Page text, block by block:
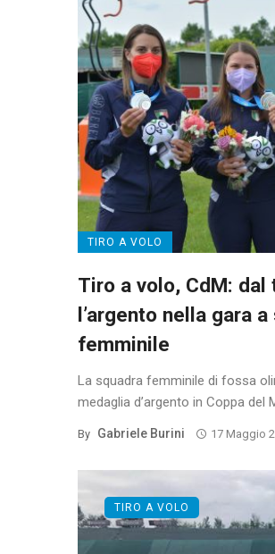
TIRO A VOLO
Tiro a volo, CdM: dal
l’argento nella gara
femminile
La squadra femminile di fossa
medaglia d’argento in Coppa del
By Gabriele Burini 17 Maggio
TIRO A VOLO